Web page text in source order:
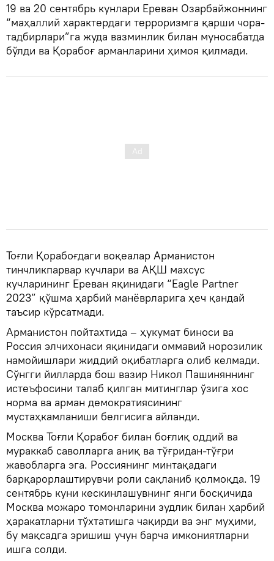
19 ва 20 сентябрь кунлари Ереван Озарбайжоннинг
“маҳаллий характердаги терроризмга қарши чора-
тадбирлари”га жуда вазминлик билан муносабатда
бўлди ва Қорабоғ арманларини ҳимоя қилмади.
Тоғли Қорабоғдаги воқеалар Арманистон
тинчликпарвар кучлари ва АҚШ махсус
кучларининг Ереван яқинидаги “Eagle Partner
2023” қўшма ҳарбий манёврларига ҳеч қандай
таъсир кўрсатмади.
Арманистон пойтахтида – ҳукумат биноси ва
Россия элчихонаси яқинидаги оммавий норозилик
намойишлари жиддий оқибатларга олиб келмади.
Сўнгги йилларда бош вазир Никол Пашиняннинг
истеъфосини талаб қилган митинглар ўзига хос
норма ва арман демократиясининг
мустаҳкамланиши белгисига айланди.
Москва Тоғли Қорабоғ билан боғлиқ оддий ва
мураккаб саволларга аниқ ва тўғридан-тўғри
жавобларга эга. Россиянинг минтақадаги
барқарорлаштирувчи роли сақланиб қолмоқда. 19
сентябрь куни кескинлашувнинг янги босқичида
Москва можаро томонларини зудлик билан ҳарбий
ҳаракатларни тўхтатишга чақирди ва энг муҳими,
бу мақсадга эришиш учун барча имкониятларни
ишга солди.